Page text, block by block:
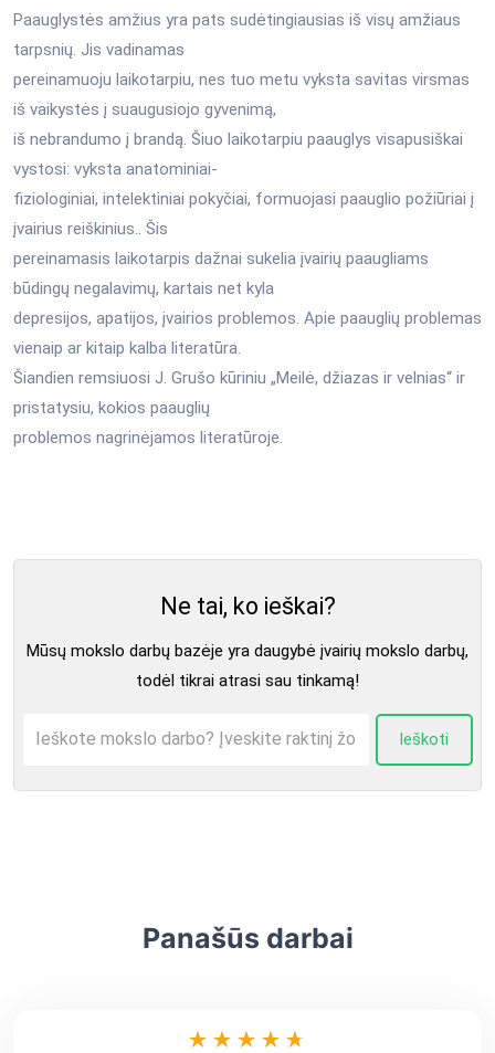
Paauglystės amžius yra pats sudėtingiausias iš visų amžiaus
tarpsnių. Jis vadinamas
pereinamuoju laikotarpiu, nes tuo metu vyksta savitas virsmas
iš vaikystės į suaugusiojo gyvenimą,
iš nebrandumo į brandą. Šiuo laikotarpiu paauglys visapusiškai
vystosi: vyksta anatominiai-
fiziologiniai, intelektiniai pokyčiai, formuojasi paauglio požiūriai į
įvairius reiškinius.. Šis
pereinamasis laikotarpis dažnai sukelia įvairių paaugliams
būdingų negalavimų, kartais net kyla
depresijos, apatijos, įvairios problemos. Apie paauglių problemas
vienaip ar kitaip kalba literatūra.
Šiandien remsiuosi J. Grušo kūriniu „Meilė, džiazas ir velnias“ ir
pristatysiu, kokios paauglių
problemos nagrinėjamos literatūroje.
Ne tai, ko ieškai?
Mūsų mokslo darbų bazėje yra daugybė įvairių mokslo darbų,
todėl tikrai atrasi sau tinkamą!
Ieškoti
Panašūs darbai